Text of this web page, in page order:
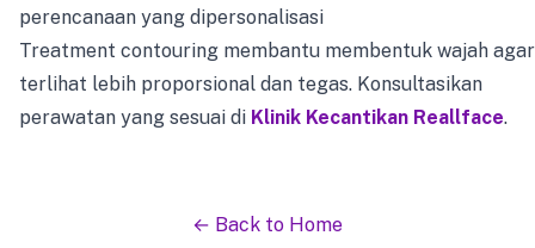
perencanaan yang dipersonalisasi
Treatment contouring membantu membentuk wajah agar
terlihat lebih proporsional dan tegas. Konsultasikan
perawatan yang sesuai di Klinik Kecantikan Reallface.
← Back to Home